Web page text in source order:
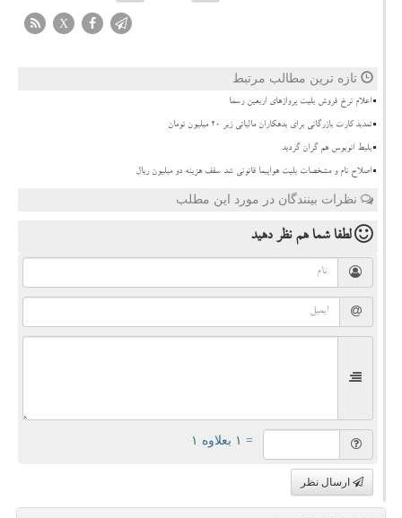
X
تازه ترین مطالب مرتبط
اعلام نرخ فروش بلیت پروازهای اربعین رسما
تمدید کارت بازرگانی برای بدهکاران مالیاتی زیر ۲۰ میلیون تومان
بلیط اتوبوس هم گران گردید
اصلاح نام و مشخصات بلیت هواپیما قانونی شد سقف هزینه دو میلیون ریال
نظرات بینندگان در مورد این مطلب
لطفا شما همنظر دهید
= ۱ بعلاوه ۱
ارسال نظر